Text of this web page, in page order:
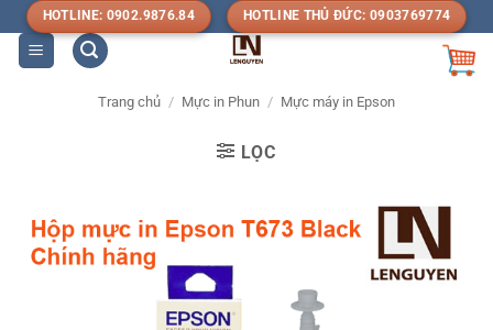
qua
nội
HOTLINE: 0902.9876.84 HOTLINE THỦ ĐỨC: 0903769774
Trang chủ / Mực in Phun / Mực máy in Epson
LỌC